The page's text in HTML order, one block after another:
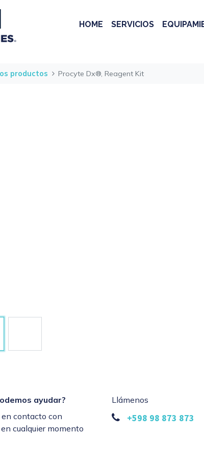
HOME SERVICIOS
productos Procyte Dx®, Reagent Kit
ayudar?
contacto con
cualquier momento
Llámenos
+598 98 873 873